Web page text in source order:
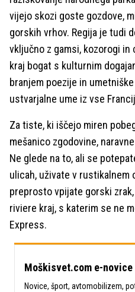
vijejo skozi goste gozdove,
gorskih vrhov. Regija je tudi
vključno z gamsi, kozorogi
kraj bogat s kulturnim
branjem poezije in
ustvarjalne ume iz vse
Za tiste, ki iščejo miren
mešanico zgodovine,
Ne glede na to, ali se
ulicah, uživate v rustikalnem
preprosto vpijate gorski
riviere kraj, s katerim se ne
Express.
Moškisvet.com e-novice
Novice, šport, avtomobilizem,